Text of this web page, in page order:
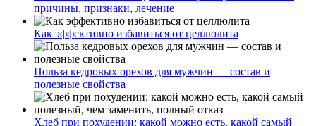
причины, признаки, лечение
Как эффективно избавиться от целлюлита
Польза кедровых орехов для мужчин — состав и
полезные свойства
Хлеб при похудении: какой можно есть, какой самый